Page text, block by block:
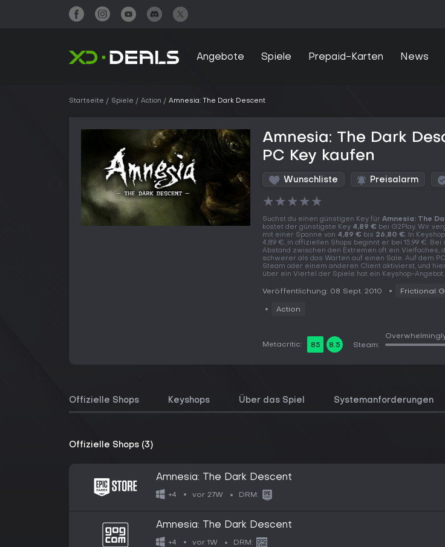
Angebote Spiele Prepaid-Karten News
Startseite Spiele Action Amnesia: The Dark Descent
Amnesia: The Dark
PC Key kaufen
Wunschliste Preisalarm
★★★★★
Suchst du einen günstigen Key für Amnesia: The
kostet der günstigste Key 4,89 € bei G2Play. Wir
mit einer Spanne von 4,89 € bis 26,80 €. In
4,89 €, in offiziellen Shops beginnt er bei 15,99 €.
Abstand zwischen den Extremen oft ein Vielfaches,
schwerer als das Warten auf einen Sale. Auf dem
Steam oder einem anderen Client aktivierst, und
über ein Viertel der Spiele hat ein Keyshop-Angebot.
Veröffentlichung: 08 Sept. 2010 Frictional
Action
Metacritic: 85 8.5 Steam:
Offizielle Shops Keyshops Über das Spiel Systemanforderungen
Offizielle Shops (3)
Amnesia: The Dark Descent
+4 vor 27W DRM:
Amnesia: The Dark Descent
+4 vor 1W DRM: